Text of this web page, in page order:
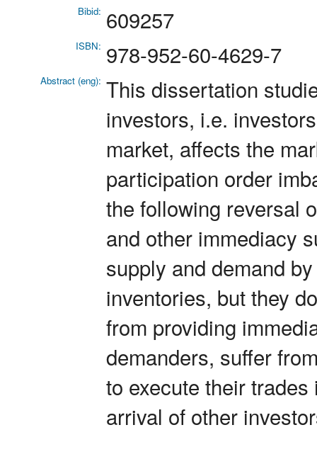
Bibid: 609257
ISBN: 978-952-60-4629-7
Abstract (eng): This dissertation
investors, i.e.
market, affects the
participation order
the following reversal
and other immediacy
supply and demand
inventories, but they
from providing
demanders, suffer
to execute their
arrival of other